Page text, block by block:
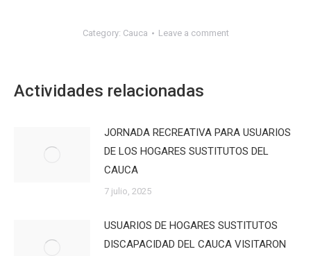
Category: Cauca Leave a comment
Actividades relacionadas
JORNADA RECREATIVA PARA USUARIOS
DE LOS HOGARES SUSTITUTOS DEL
CAUCA
7 julio, 2025
USUARIOS DE HOGARES SUSTITUTOS
DISCAPACIDAD DEL CAUCA VISITARON